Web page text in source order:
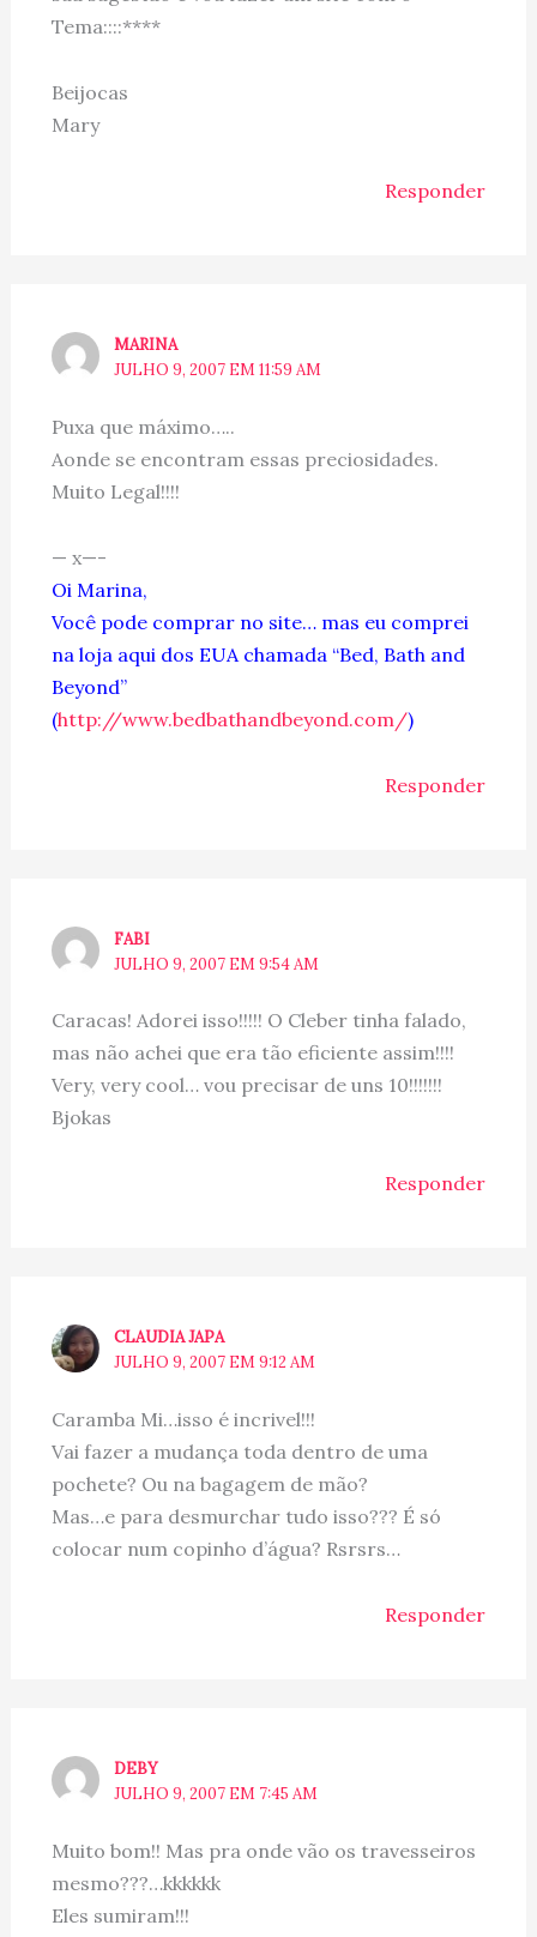
Tema::::****
Beijocas
Mary
Responder
MARINA
JULHO 9, 2007 EM 11:59 AM
Puxa que máximo…..
Aonde se encontram essas preciosidades.
Muito Legal!!!!
— x—-
Oi Marina,
Você pode comprar no site… mas eu comprei
na loja aqui dos EUA chamada “Bed, Bath and
Beyond”
(http://www.bedbathandbeyond.com/)
Responder
FABI
JULHO 9, 2007 EM 9:54 AM
Caracas! Adorei isso!!!!! O Cleber tinha falado,
mas não achei que era tão eficiente assim!!!!
Very, very cool… vou precisar de uns 10!!!!!!!
Bjokas
Responder
CLAUDIA JAPA
JULHO 9, 2007 EM 9:12 AM
Caramba Mi…isso é incrivel!!!
Vai fazer a mudança toda dentro de uma
pochete? Ou na bagagem de mão?
Mas…e para desmurchar tudo isso??? É só
colocar num copinho d’água? Rsrsrs…
Responder
DEBY
JULHO 9, 2007 EM 7:45 AM
Muito bom!! Mas pra onde vão os travesseiros
mesmo???…kkkkkk
Eles sumiram!!!